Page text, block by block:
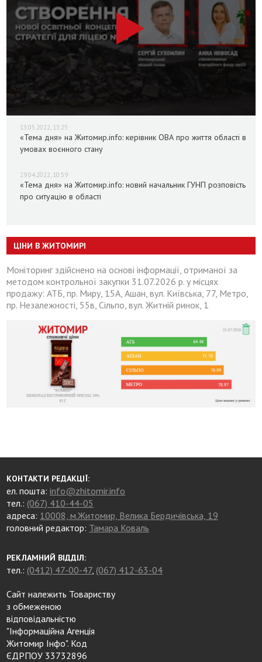
13.05.2022, 13:25
«Тема дня» на Житомир.info: керівник ОВА про життя області в
умовах воєнного стану
29.04.2022, 10:59
«Тема дня» на Житомир.info: новий начальник ГУНП розповість
про ситуацію в області
ЦІНИ В ЖИТОМИРІ
Моніторинг здійснено на основі інформації, отриманої за
методом контрольної закупки 31.07.2026 р. у місцях
продажу: АТБ, пр. Миру, 15А, Ашан, вул. Київська, 77, Метро,
пр. Незалежності, 55в, Сільпо, вул. Житній ринок, 1
КОНТАКТИ РЕДАКЦІЇ:
ел. пошта:info@zhitomir.info
тел.: (067) 410-44-05
адреса: 10008, м.Житомир, Велика Бердичівська, 19
головний редактор: Тамара Коваль
РЕКЛАМНИЙ ВІДДІЛ:
тел.: (0412) 47-00-47, (067) 412-63-04
Сайт належить Товариству
з обмеженою
відповідальністю
"Інформаційна Агенція
Житомир Інфо". Код
ЄДРПОУ 33732896